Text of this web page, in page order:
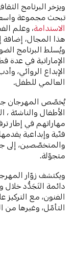
ويزخر البرنامج
تبحث مجموعة
الاستدامة، وعلم
هذا المجال، إضافة
ويُسلط البرنامج
الإماراتية في عدة
الإبداع الروائي،
العالمي للطفل.
يُخصّص المهرجان
الأطفال والناشئة
مهاراتهم في إطار
فنّية وإبداعية
والمتخصّصين، إلى
متجوّلة.
ويكتشف زوّار
دائمة التَجَدُّد
الفنون، مع التركيز
التأمّل، وغيرها من